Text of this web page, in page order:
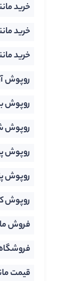
خرید
خرید
خرید
روپوش
روپوش
روپوش
روپوش
روپوش
روپوش
فروش
قیمت